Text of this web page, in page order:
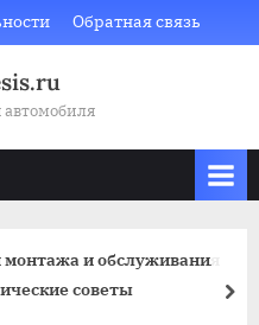
Обратная связь
и обслуживания
советы